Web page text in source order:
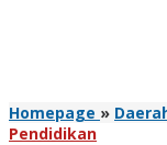
Homepage »
Pendidikan